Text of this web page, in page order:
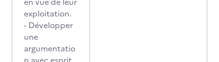
exploitation.
- Développer
une
argumentatio